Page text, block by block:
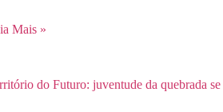
Mais »
do Futuro: juventude da quebrada